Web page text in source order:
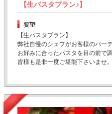
【生パスタプラン♪】
要望
【生パスタプラン】
弊社自慢のシェフがお客様のパー
お好みに合ったパスタを目の前で
皆様も是非一度ご堪能下さいませ。